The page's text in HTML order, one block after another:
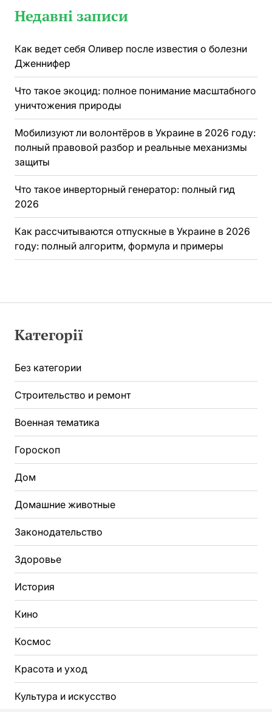
Недавні записи
Как ведет себя Оливер после известия о болезни
Дженнифер
Что такое экоцид: полное понимание масштабного
уничтожения природы
Мобилизуют ли волонтёров в Украине в 2026 году:
полный правовой разбор и реальные механизмы
защиты
Что такое инверторный генератор: полный гид
2026
Как рассчитываются отпускные в Украине в 2026
году: полный алгоритм, формула и примеры
Категорії
Без категории
Строительство и ремонт
Военная тематика
Гороскоп
Дом
Домашние животные
Законодательство
Здоровье
История
Кино
Космос
Красота и уход
Культура и искусство